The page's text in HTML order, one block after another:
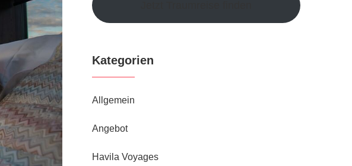
Kategorien
Allgemein
Angebot
Havila Voyages